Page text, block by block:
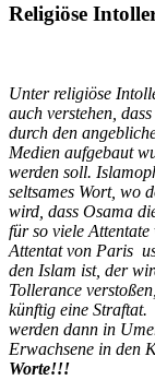
Religiöse
Unter religiöse
auch verstehen,
durch den
Medien aufgebaut
werden soll.
seltsames Wort, wo
wird, dass Osama
für so viele
Attentat von Paris
den Islam ist, der
Tollerance
künftig eine
werden dann in
Erwachsene in den
Worte!!!